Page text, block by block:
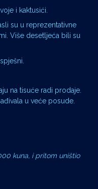
i kaktusići.
su u reprezentativne
Više desetljeća bili su
na tisuće radi prodaje.
u veće posude.
kuna, i pritom uništio